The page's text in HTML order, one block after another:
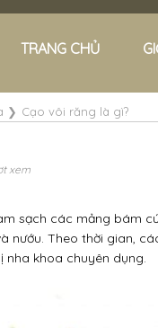
TRANG CHỦ
❯ Cạo vôi răng là gì?
xem
sạch các mảng bám
nướu. Theo thời gian,
khoa chuyên dụng.